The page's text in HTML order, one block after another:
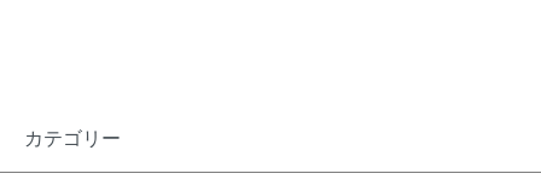
カテゴリー